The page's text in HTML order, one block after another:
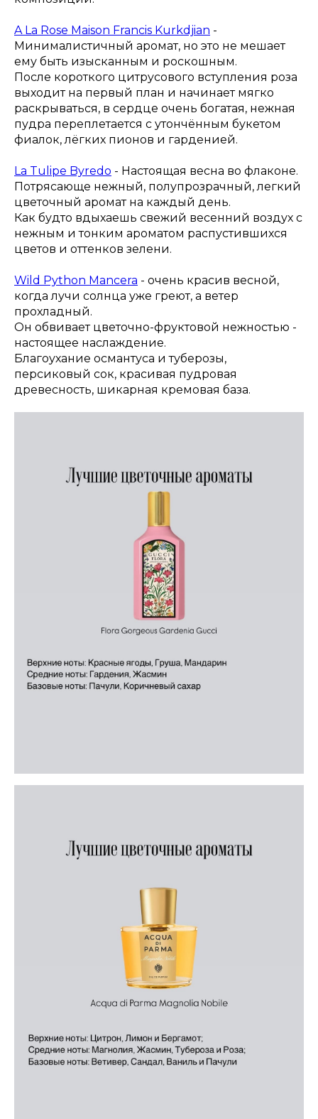
A La Rose Maison Francis Kurkdjian -
Минималистичный аромат, но это не мешает
ему быть изысканным и роскошным.
После короткого цитрусового вступления роза
выходит на первый план и начинает мягко
раскрываться, в сердце очень богатая, нежная
пудра переплетается с утончённым букетом
фиалок, лёгких пионов и гарденией.
La Tulipe Byredo - Настоящая весна во флаконе.
Потрясающе нежный, полупрозрачный, легкий
цветочный аромат на каждый день.
Как будто вдыхаешь свежий весенний воздух с
нежным и тонким ароматом распустившихся
цветов и оттенков зелени.
Wild Python Mancera - очень красив весной,
когда лучи солнца уже греют, а ветер
прохладный.
Он обвивает цветочно-фруктовой нежностью -
настоящее наслаждение.
Благоухание османтуса и туберозы,
персиковый сок, красивая пудровая
древесность, шикарная кремовая база.